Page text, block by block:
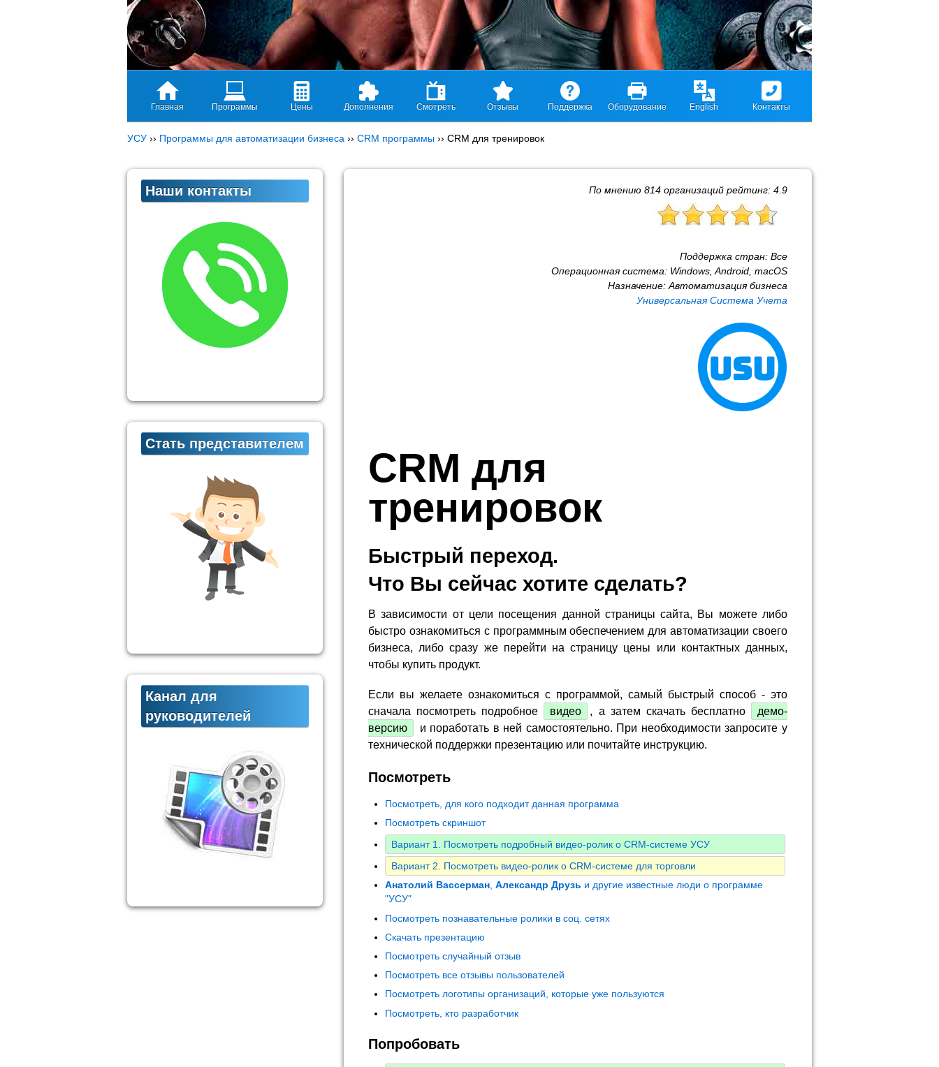
Главная Программы Цены Дополнения Смотреть Отзывы Поддержка Оборудование English Контакты
УСУ ›› Программы для автоматизации бизнеса ›› CRM программы ›› CRM для тренировок
По мнению 814 организаций рейтинг: 4.9
Поддержка стран: Все
Операционная система: Windows, Android, macOS
Назначение: Автоматизация бизнеса
Универсальная Система Учета
CRM для
тренировок
Быстрый переход.
Что Вы сейчас хотите сделать?
В зависимости от цели посещения данной страницы сайта, Вы можете либо
быстро ознакомиться с программным обеспечением для автоматизации своего
бизнеса, либо сразу же перейти на страницу цены или контактных данных,
чтобы купить продукт.
Если вы желаете ознакомиться с программой, самый быстрый способ - это
сначала посмотреть подробное
видео , а затем скачать бесплатно
демо-
версию
и поработать в ней самостоятельно. При необходимости запросите у
технической поддержки презентацию или почитайте инструкцию.
Посмотреть
Посмотреть, для кого подходит данная программа
Посмотреть скриншот
Вариант 1. Посмотреть подробный видео-ролик о CRM-системе УСУ
Вариант 2. Посмотреть видео-ролик о CRM-системе для торговли
Анатолий Вассерман, Александр Друзь и другие известные люди о программе
"УСУ"
Посмотреть познавательные ролики в соц. сетях
Скачать презентацию
Посмотреть случайный отзыв
Посмотреть все отзывы пользователей
Посмотреть логотипы организаций, которые уже пользуются
Посмотреть, кто разработчик
Попробовать
Наши контакты
Стать представителем
Канал для
руководителей